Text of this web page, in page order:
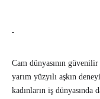
Cam dünyasının
yarım yüzyılı aşkın
kadınların iş